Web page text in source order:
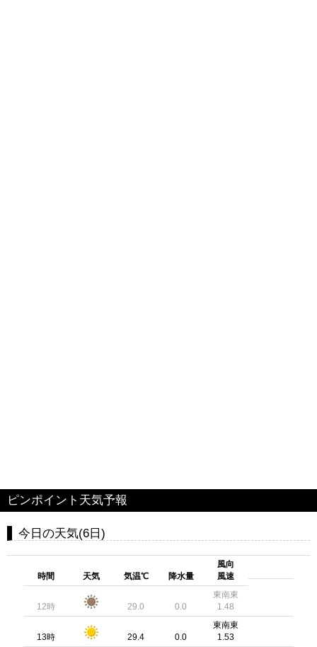
ピンポイント天気予報
今日の天気(6日)
時間 天気 気温℃ 降水量
風向
風速
12時 29.0 0.0
東南東
1.48
13時 29.4 0.0
東南東
1.53